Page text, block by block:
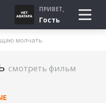
ПРИВЕТ,
Гость
молчать
смотреть фильм